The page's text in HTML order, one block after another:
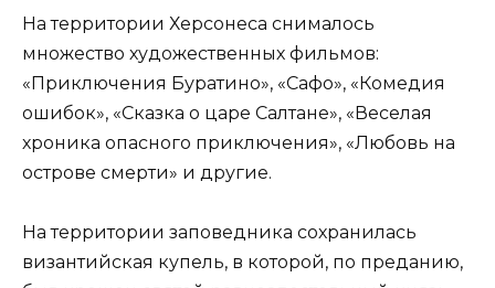
На территории Херсонеса снималось
множество художественных фильмов:
«Приключения Буратино», «Сафо», «Комедия
ошибок», «Сказка о царе Салтане», «Веселая
хроника опасного приключения», «Любовь на
острове смерти» и другие.
На территории заповедника сохранилась
византийская купель, в которой, по преданию,